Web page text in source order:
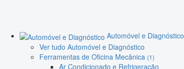
Automóvel e Diagnóstico
Ver tudo Automóvel e Diagnóstico
Ferramentas de Oficina Mecânica (1)
Ar Condicionado e Refrigeração